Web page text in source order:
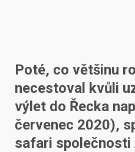
Poté, co většinu
necestoval kvůli
výlet do Řecka
červenec 2020),
safari společnosti